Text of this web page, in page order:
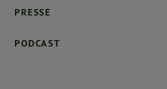
PRESSE
PODCAST